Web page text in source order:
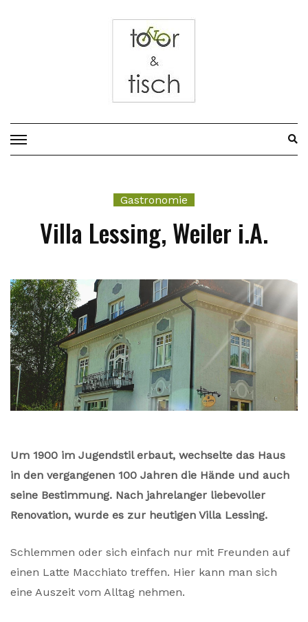
Gastronomie
Villa Lessing, Weiler i.A.
Um 1900 im Jugendstil erbaut, wechselte das Haus
in den vergangenen 100 Jahren die Hände und auch
seine Bestimmung. Nach jahrelanger liebevoller
Renovation, wurde es zur heutigen Villa Lessing.
Schlemmen oder sich einfach nur mit Freunden auf
einen Latte Macchiato treffen. Hier kann man sich
eine Auszeit vom Alltag nehmen.